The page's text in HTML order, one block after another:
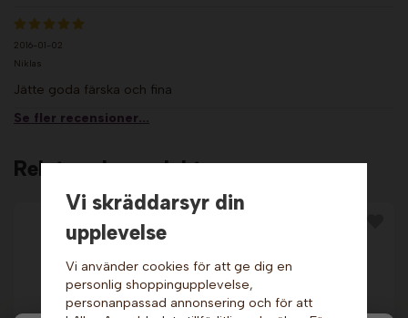
2016-01-02
Niklas
Jätte goda färska och fina
Se fler recensioner...
Relaterade produkter
Vi skräddarsyr din
upplevelse
Vi använder cookies för att ge dig en
personlig shoppingupplevelse,
personanpassad annonsering och för att